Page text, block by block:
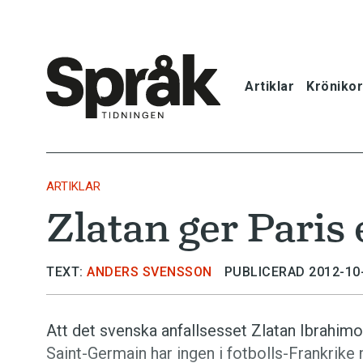
Artiklar Krönikor
Krönikor
Språkfrågor
ARTIKLAR
Zlatan ger Paris
TEXT: ANDERS SVENSSON PUBLICERAD 2012-
Att det svenska anfallsesset­ Zlatan
Saint-Germain har ingen i fotbolls-